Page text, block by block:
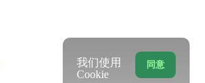
同意
我们使用
Cookie